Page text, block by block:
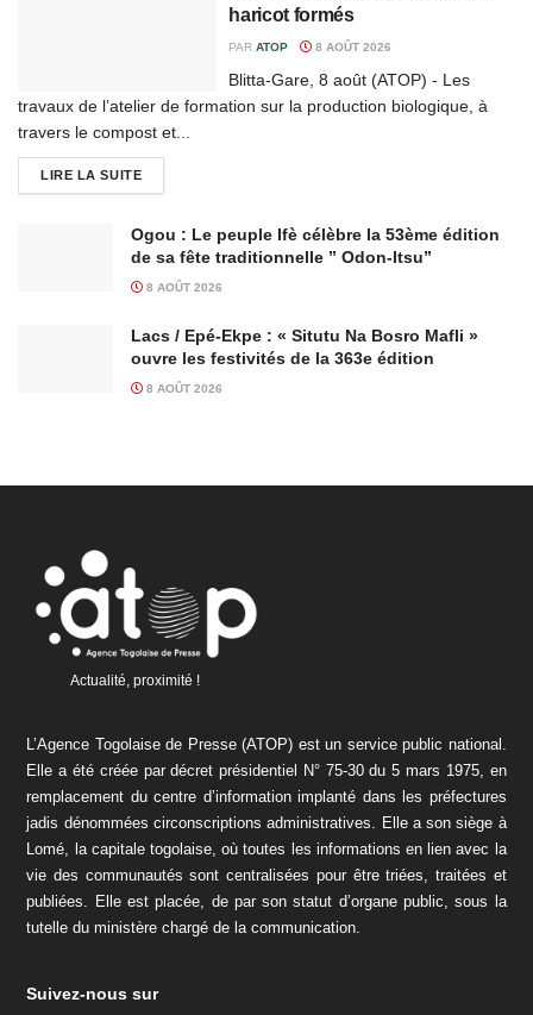
haricot formés
PAR ATOP 8 AOÛT 2026
Blitta-Gare, 8 août (ATOP) - Les
travaux de l’atelier de formation sur la production biologique, à
travers le compost et...
LIRE LA SUITE
Ogou : Le peuple Ifè célèbre la 53ème édition
de sa fête traditionnelle ” Odon-Itsu”
8 AOÛT 2026
Lacs / Epé-Ekpe : « Situtu Na Bosro Mafli »
ouvre les festivités de la 363e édition
8 AOÛT 2026
Actualité, proximité !
L’Agence Togolaise de Presse (ATOP) est un service public national.
Elle a été créée par décret présidentiel N° 75-30 du 5 mars 1975, en
remplacement du centre d’information implanté dans les préfectures
jadis dénommées circonscriptions administratives. Elle a son siège à
Lomé, la capitale togolaise, où toutes les informations en lien avec la
vie des communautés sont centralisées pour être triées, traitées et
publiées. Elle est placée, de par son statut d’organe public, sous la
tutelle du ministère chargé de la communication.
Suivez-nous sur